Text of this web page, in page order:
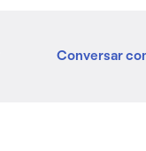
Conversar